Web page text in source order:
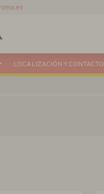
LOCALIZACIÓN Y CONTACTO